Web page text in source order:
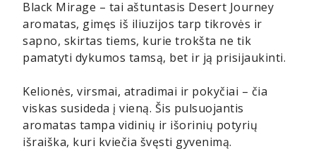
Black Mirage – tai aštuntasis Desert Journey
aromatas, gimęs iš iliuzijos tarp tikrovės ir
sapno, skirtas tiems, kurie trokšta ne tik
pamatyti dykumos tamsą, bet ir ją prisijaukinti.
Kelionės, virsmai, atradimai ir pokyčiai – čia
viskas susideda į vieną. Šis pulsuojantis
aromatas tampa vidinių ir išorinių potyrių
išraiška, kuri kviečia švęsti gyvenimą.